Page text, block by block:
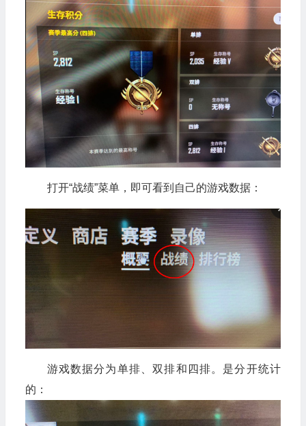
打开“战绩”菜单，即可看到自己的游戏数据：
游戏数据分为单排、双排和四排。是分开统计
的：